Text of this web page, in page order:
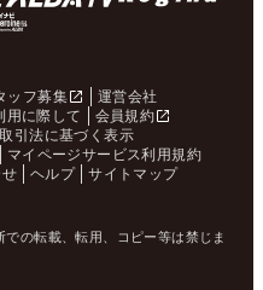
ッフ募集
運営会社
用に際して
会員規約
引法に基づく表示
マイページサービス利用規約
ヘルプ サイトマップ
の転載、転用、コピー等は禁じま